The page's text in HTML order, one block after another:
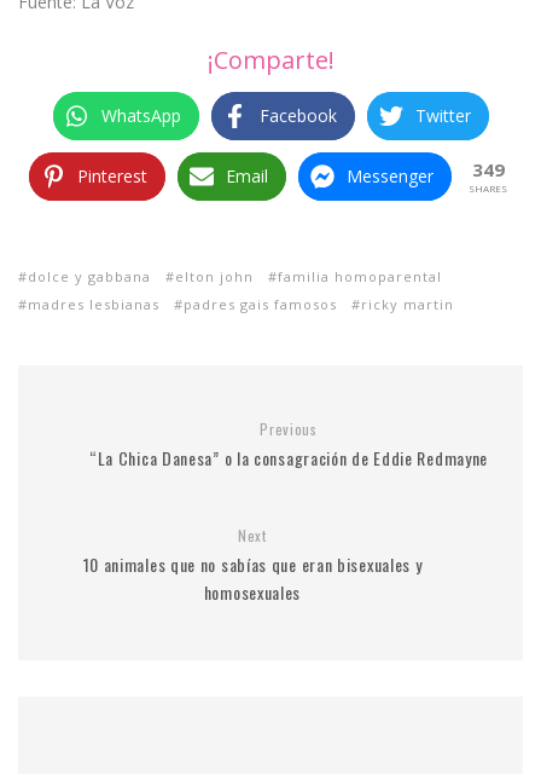
¡Comparte!
WhatsApp Facebook Twitter
Pinterest Email Messenger 349
SHARES
dolce y gabbana elton john
familia homoparental
madres lesbianas
padres gais famosos ricky martin
Previous
“La Chica Danesa” o la consagración de Eddie Redmayne
Next
10 animales que no sabías que eran bisexuales y
homosexuales